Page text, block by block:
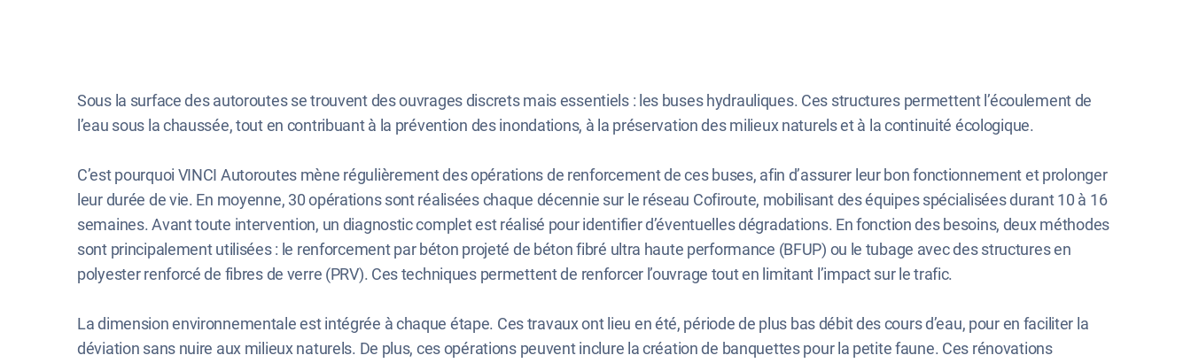
Sous la surface des autoroutes se trouvent des ouvrages discrets mais essentiels : les buses hydrauliques. Ces structures permettent l’écoulement de
l’eau sous la chaussée, tout en contribuant à la prévention des inondations, à la préservation des milieux naturels et à la continuité écologique.
C’est pourquoi VINCI Autoroutes mène régulièrement des opérations de renforcement de ces buses, afin d’assurer leur bon fonctionnement et prolonger
leur durée de vie. En moyenne, 30 opérations sont réalisées chaque décennie sur le réseau Cofiroute, mobilisant des équipes spécialisées durant 10 à 16
semaines. Avant toute intervention, un diagnostic complet est réalisé pour identifier d’éventuelles dégradations. En fonction des besoins, deux méthodes
sont principalement utilisées : le renforcement par béton projeté de béton fibré ultra haute performance (BFUP) ou le tubage avec des structures en
polyester renforcé de fibres de verre (PRV). Ces techniques permettent de renforcer l’ouvrage tout en limitant l’impact sur le trafic.
La dimension environnementale est intégrée à chaque étape. Ces travaux ont lieu en été, période de plus bas débit des cours d’eau, pour en faciliter la
déviation sans nuire aux milieux naturels. De plus, ces opérations peuvent inclure la création de banquettes pour la petite faune. Ces rénovations